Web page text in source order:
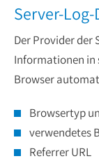
Server-
Der Provider der
Informationen in
Browser
Browsertyp
verwendetes
Referrer URL